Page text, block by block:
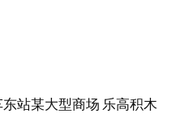
站某大型商场 乐高积木